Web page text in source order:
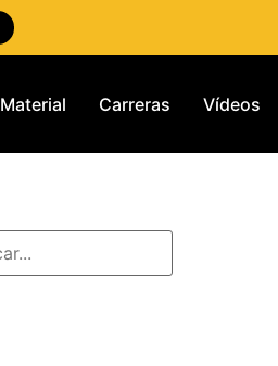
Material Carreras Vídeos